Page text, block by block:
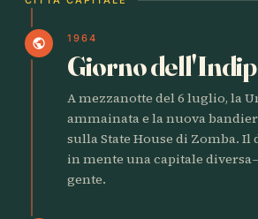
public 1964
Giorno
A mezzanotte del 6 luglio, la
ammainata e la nuova
sulla State House di Zomba. Il
in mente una capitale
gente.